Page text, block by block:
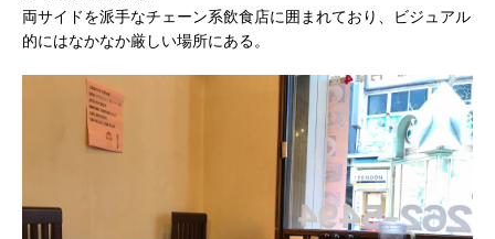
両サイドを派手なチェーン系飲食店に囲まれており、ビジュアル
的にはなかなか厳しい場所にある。